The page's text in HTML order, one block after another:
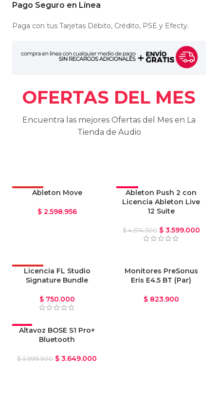
Pago Seguro en Línea
Paga con tus Tarjetas Débito, Crédito, PSE y Efecty.
OFERTAS DEL MES
Encuentra las mejores Ofertas del Mes en La
Tienda de Audio
OFERTAAbleton Move
$2.598.956
-21%
VENDIDO
Ableton Push 2 con
Licencia Ableton Live
12 Suite
$4.574.500 $3.599.000
OFERTA
Licencia FL Studio
Signature Bundle
$750.000
Monitores PreSonus
Eris E4.5 BT (Par)
$823.900
-9%
Altavoz BOSE S1 Pro+
Bluetooth
$3.999.900 $ 3.649.000